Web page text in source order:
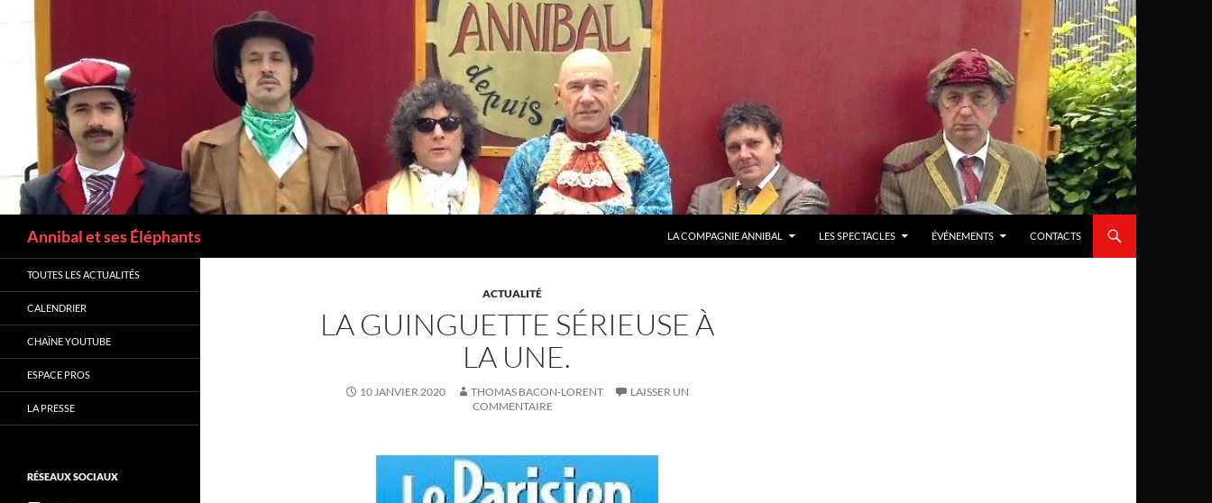
Annibal et ses Éléphants LA COMPAGNIE ANNIBAL LES SPECTACLES ÉVÉNEMENTS CONTACTS
ACTUALITÉ
LA GUINGUETTE SÉRIEUSE À
LA UNE.
10 JANVIER 2020 THOMAS BACON-LORENT
LAISSER UN
COMMENTAIRE
TOUTES LES ACTUALITÉS
CALENDRIER
CHAÎNE YOUTUBE
ESPACE PROS
LA PRESSE
RÉSEAUX SOCIAUX